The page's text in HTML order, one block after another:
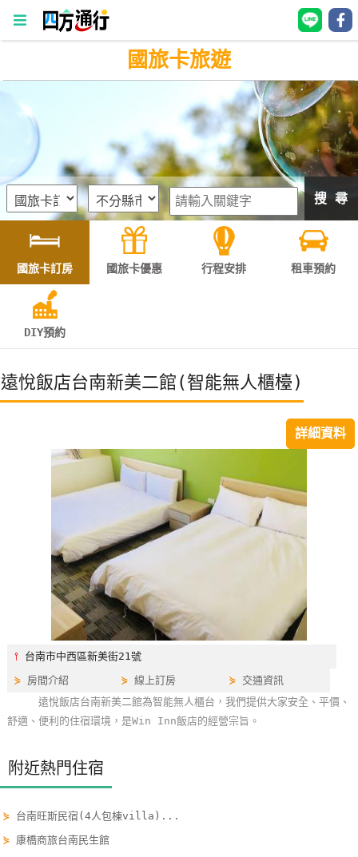
四
通
房
灣
訂
房
直接跟飯店訂房HOT
特
你
玩
地
圖
客
國旅卡旅遊
搜 尋
國旅卡訂房 國旅卡優惠 行程安排 租車預約
DIY預約
遠悅飯店台南新美二館(智能無人櫃檯)
詳細資料
⫯ 台南市中西區新美街21號
⋟ 房間介紹 ⋟線上訂房 ⋟ 交通資訊
遠悅飯店台南新美二館為智能無人櫃台，我們提供大家安全、平價、
舒適、便利的住宿環境，是Win Inn飯店的經營宗旨。
附近熱門住宿
⋟ 台南旺斯民宿(4人包棟villa)...
⋟ 康橋商旅台南民生館